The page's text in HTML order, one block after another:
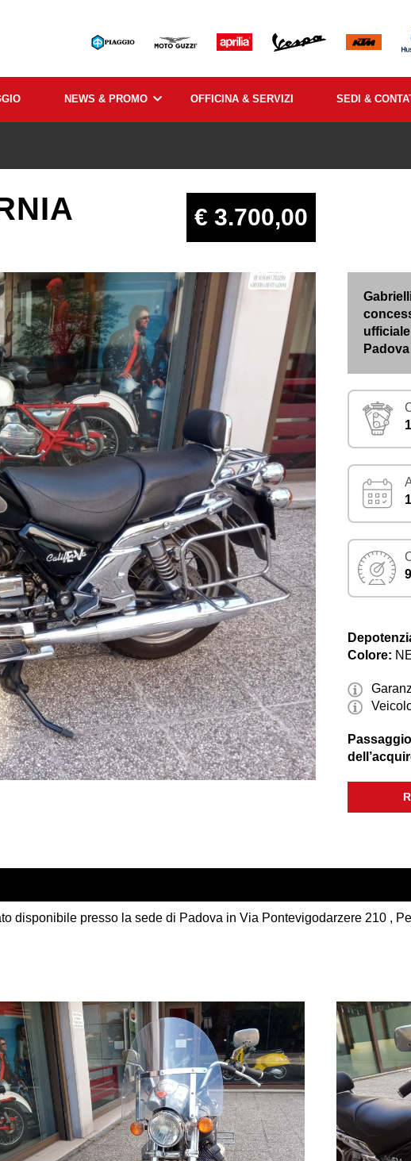
NEWS & PROMO OFFICINA & SERVIZI SEDI &
€ 3.700,00
Padova
Colore:
disponibile presso la sede di Padova in Via Pontevigodarzere 210 ,